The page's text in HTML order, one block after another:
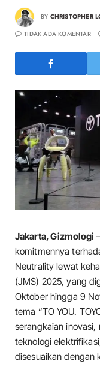
BY CHRISTOPHER
TIDAK ADA KOMENTAR
Jakarta, Gizmologi–
komitmennya
Neutrality lewat
(JMS) 2025, yang
Oktober hingga 9
tema “TO YOU.
serangkaian
teknologi
disesuaikan dengan